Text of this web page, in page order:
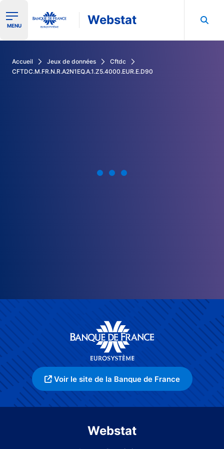
Ouvrir le menu de navigation
MENU Webstat
Accueil Jeux de données
Cftdc
CFTDC.M.FR.N.R.A2N1EQ.A.1.Z5.4000.EUR.E.D90
Voir le site de la Banque de France
Webstat